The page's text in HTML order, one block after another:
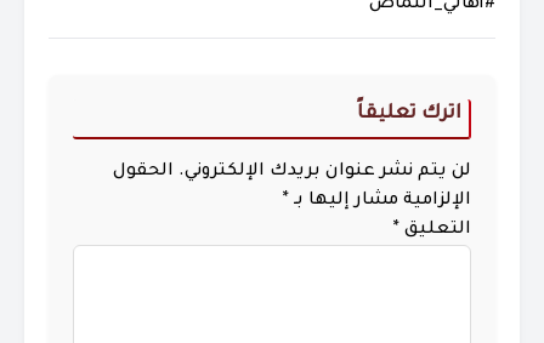
اترك تعليقاً
لن يتم نشر عنوان بريدك الإلكتروني. الحقول
الإلزامية مشار إليها بـ *
التعليق *